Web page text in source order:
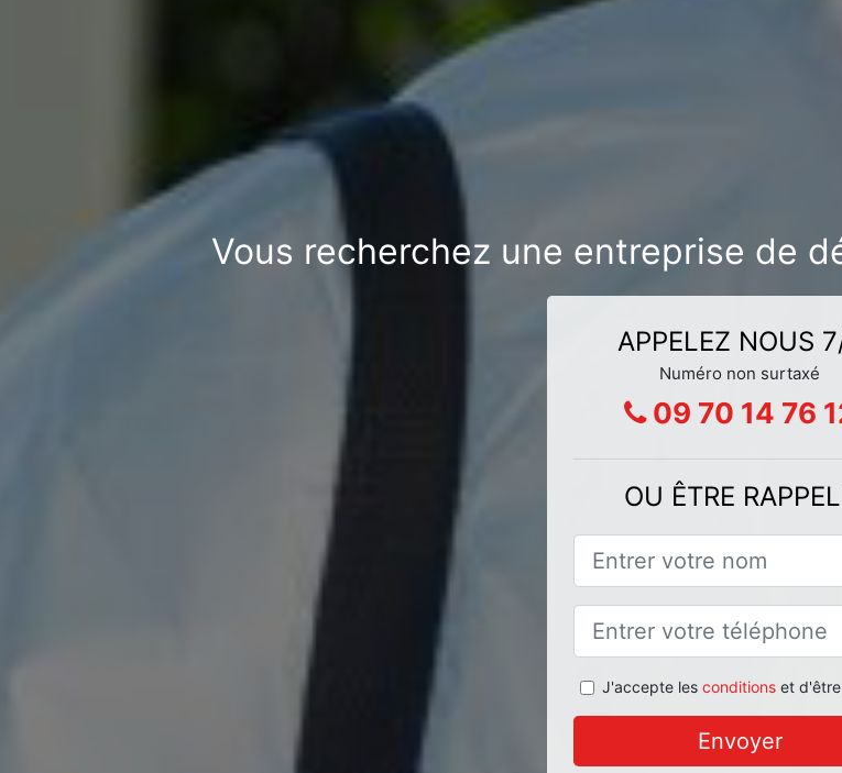
Vous recherchez une entreprise de
APPELEZ NOUS
Numéro non surtaxé
09 70 14 76
OU ÊTRE
J'accepte les conditionset d'être
Envoyer